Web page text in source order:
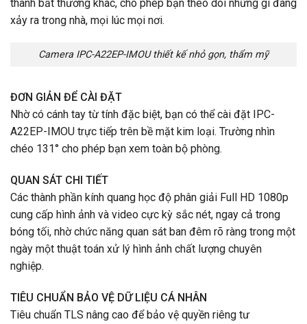
thanh bất thường khác, cho phép bạn theo dõi những gì đang
xảy ra trong nhà, mọi lúc mọi nơi.
Camera IPC-A22EP-IMOU thiết kế nhỏ gọn, thẩm mỹ
ĐƠN GIẢN ĐỂ CÀI ĐẶT
Nhờ có cánh tay từ tính đặc biệt, bạn có thể cài đặt IPC-
A22EP-IMOU trực tiếp trên bề mặt kim loại. Trường nhìn
chéo 131° cho phép bạn xem toàn bộ phòng.
QUAN SÁT CHI TIẾT
Các thành phần kính quang học độ phân giải Full HD 1080p
cung cấp hình ảnh và video cực kỳ sắc nét, ngay cả trong
bóng tối, nhờ chức năng quan sát ban đêm rõ ràng trong một
ngày một thuật toán xử lý hình ảnh chất lượng chuyên
nghiệp.
TIÊU CHUẨN BẢO VỆ DỮ LIỆU CÁ NHÂN
Tiêu chuẩn TLS nâng cao để bảo vệ quyền riêng tư